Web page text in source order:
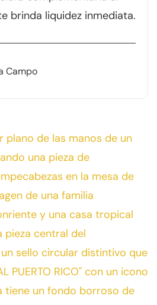
brinda liquidez inmediata.
Campo